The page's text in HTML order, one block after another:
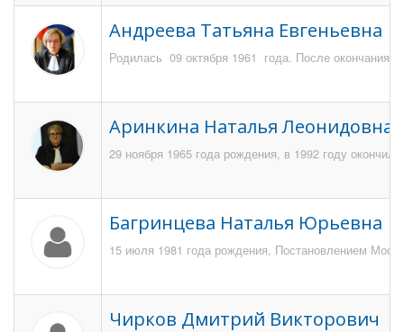
Андреева Татьяна Евгеньевна
Родилась 09 октября 1961 года. После окончания
Аринкина Наталья Леонидовна
29 ноября 1965 года рождения, в 1992 году
Багринцева Наталья Юрьевна
15 июля 1981 года рождения, Постановлением
Чирков Дмитрий Викторович